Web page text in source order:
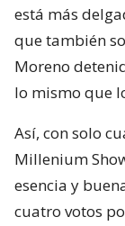
está más
que también
Moreno
lo mismo que
Así, con solo
Millenium
esencia y
cuatro votos